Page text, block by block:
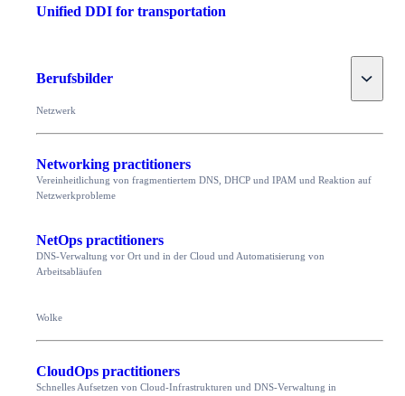
Unified DDI for transportation
Berufsbilder Toggle
Netzwerk
Networking practitioners
Vereinheitlichung von fragmentiertem DNS, DHCP und IPAM und Reaktion auf
Netzwerkprobleme
NetOps practitioners
DNS-Verwaltung vor Ort und in der Cloud und Automatisierung von
Arbeitsabläufen
Wolke
CloudOps practitioners
Schnelles Aufsetzen von Cloud-Infrastrukturen und DNS-Verwaltung in